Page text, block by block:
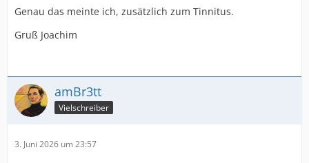
Genau das meinte ich, zusätzlich zum Tinnitus.
Gruß Joachim
amBr3tt
Vielschreiber
3. Juni 2026 um 23:57